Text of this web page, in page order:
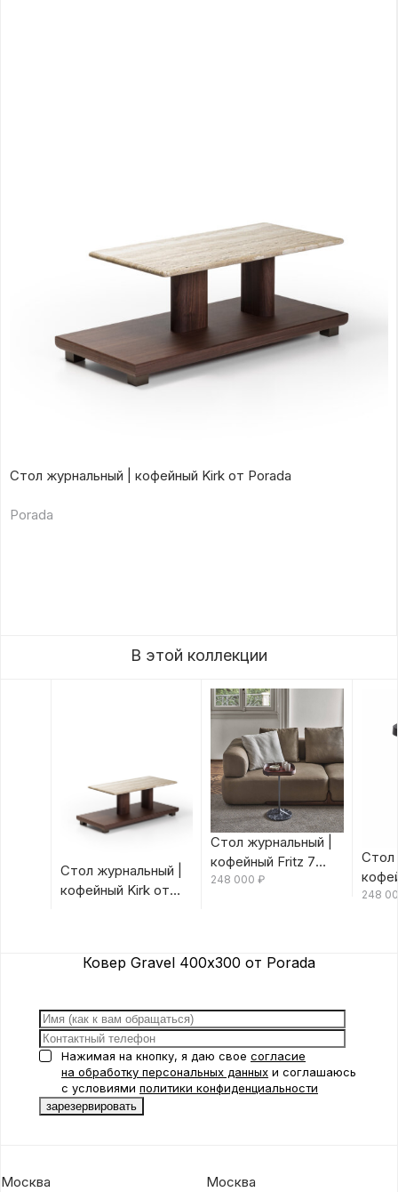
Стол журнальный | кофейный Kirk от Porada
Porada
В этой коллекции
Стол журнальный |
кофейный Kirk от
Стол журнальный |
кофейный Fritz 7
Canaletta/Rosso
248 000 ₽
Стол
248
Ковер Gravel 400х300 от Porada
Нажимая на кнопку, я даю свое согласие
на обработку персональных данных и соглашаюсь
с условиями политики конфиденциальности
Москва
Москва